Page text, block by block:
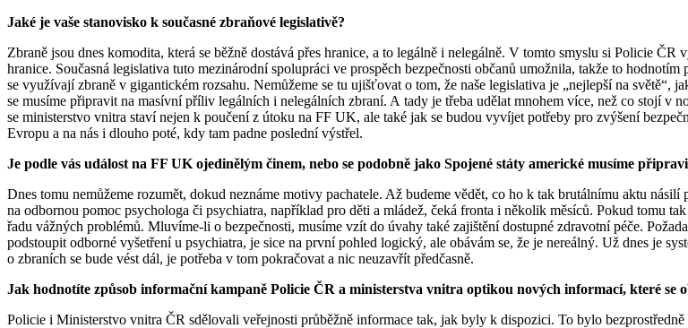
Jaké je vaše stanovisko k současné zbraňové legislativě?
Zbraně jsou dnes komodita, která se běžně dostává přes hranice, a to legálně i nelegálně. V tomto smyslu si Policie
hranice. Současná legislativa tuto mezinárodní spolupráci ve prospěch bezpečnosti občanů umožnila, takže to
se využívají zbraně v gigantickém rozsahu. Nemůžeme se tu ujišťovat o tom, že naše legislativa je „nejlepší na
se musíme připravit na masívní příliv legálních i nelegálních zbraní. A tady je třeba udělat mnohem více, než co stojí v
se ministerstvo vnitra staví nejen k poučení z útoku na FF UK, ale také jak se budou vyvíjet potřeby pro zvýšení
Evropu a na nás i dlouho poté, kdy tam padne poslední výstřel.
Je podle vás událost na FF UK ojedinělým činem, nebo se podobně jako Spojené státy americké musíme
Dnes tomu nemůžeme rozumět, dokud neznáme motivy pachatele. Až budeme vědět, co ho k tak brutálnímu aktu
na odbornou pomoc psychologa či psychiatra, například pro děti a mládež, čeká fronta i několik měsíců. Pokud tomu
řadu vážných problémů. Mluvíme-li o bezpečnosti, musíme vzít do úvahy také zajištění dostupné zdravotní péče.
podstoupit odborné vyšetření u psychiatra, je sice na první pohled logický, ale obávám se, že je nereálný. Už dnes je
o zbraních se bude vést dál, je potřeba v tom pokračovat a nic neuzavřít předčasně.
Jak hodnotíte způsob informační kampaně Policie ČR a ministerstva vnitra optikou nových informací, které se
Policie i Ministerstvo vnitra ČR sdělovali veřejnosti průběžně informace tak, jak byly k dispozici. To bylo